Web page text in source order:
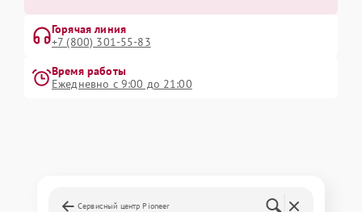
Горячая линия
+7 (800) 301-55-83
Время работы
Ежедневно с 9:00 до 21:00
Сервисный центр Pioneer